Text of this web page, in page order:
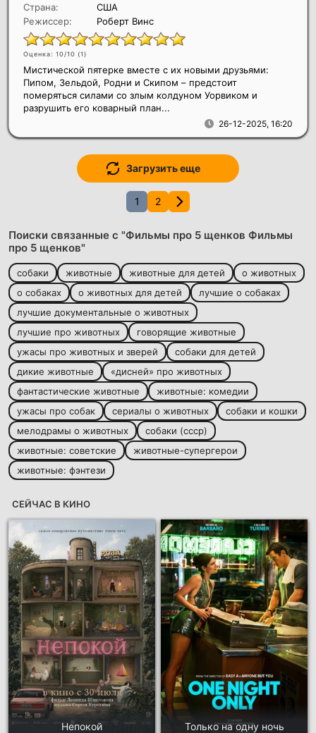
Страна:
США
Режиссер:
Роберт Винс
Оценка: 10/10 (1)
26-12-2025, 16:20
Мистической пятерке вместе с их новыми друзьями:
Пипом, Зельдой, Родни и Скипом – предстоит
померяться силами со злым колдуном Уорвиком и
разрушить его коварный план...
Загрузить еще
1 2
Поиски связанные с "Фильмы про 5 щенков Фильмы
про 5 щенков"
собаки животные животные для детей
о животных
о собаках
о животных для детей
лучшие о собаках
лучшие документальные о животных
лучшие про животных
говорящие животные
ужасы про животных и зверей
собаки для детей
дикие животные
«дисней» про животных
фантастические животные
животные: комедии
ужасы про собак
сериалы о животных
собаки и кошки
мелодрамы о животных
собаки (ссср)
животные: советские
животные-супергерои
животные: фэнтези
СЕЙЧАС В КИНО
Непокой Только на одну ночь